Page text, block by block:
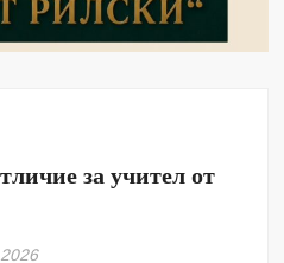
за учител от